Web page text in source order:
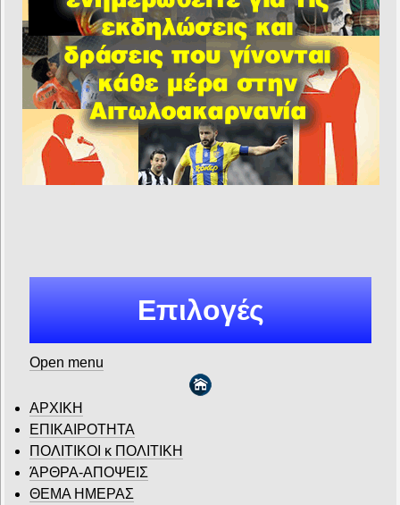
Επιλογές
Open menu
ΑΡΧΙΚΗ
ΕΠΙΚΑΙΡΟΤΗΤΑ
ΠΟΛΙΤΙΚΟΙ κ ΠΟΛΙΤΙΚΗ
ΆΡΘΡΑ-ΑΠΟΨΕΙΣ
ΘΕΜΑ ΗΜΕΡΑΣ